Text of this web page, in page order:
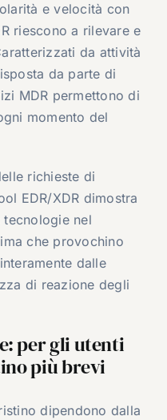
e velocità con
riescono a rilevare e
da attività
da parte di
MDR permettono di
momento del
richieste di
EDR/XDR dimostra
nel
che provochino
dalle
di reazione degli
per gli utenti
più brevi
dipendono dalla